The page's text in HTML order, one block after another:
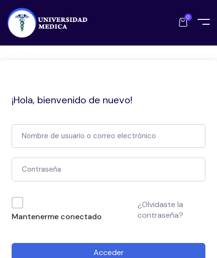
0
¡Hola, bienvenido de nuevo!
Mantenerme conectado
¿Olvidaste la
contraseña?
Acceder